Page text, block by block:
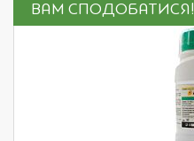
ВАМ СПОДОБАТИСЯ!